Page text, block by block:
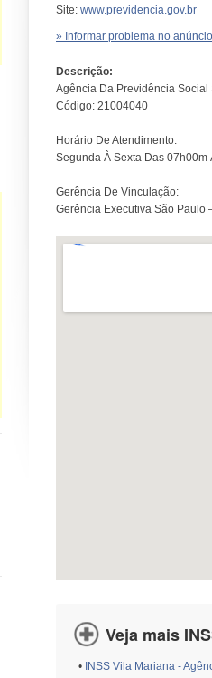
Site: www.previdencia.gov.br
» Informar problema no anúncio
Descrição:
Agência Da Previdência
Código: 21004040
Horário De Atendimento:
Segunda À Sexta Das 07h00m
Gerência De Vinculação:
Gerência Executiva São Paulo
Veja mais
• INSS Vila Mariana -